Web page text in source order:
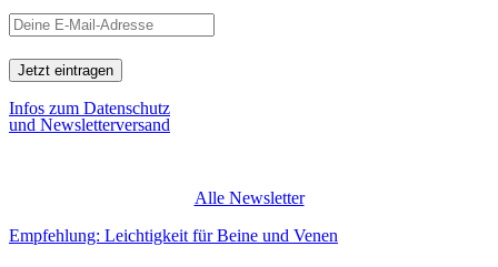
Infos zum Datenschutz
und Newsletterversand
Alle Newsletter
Empfehlung: Leichtigkeit für Beine und Venen